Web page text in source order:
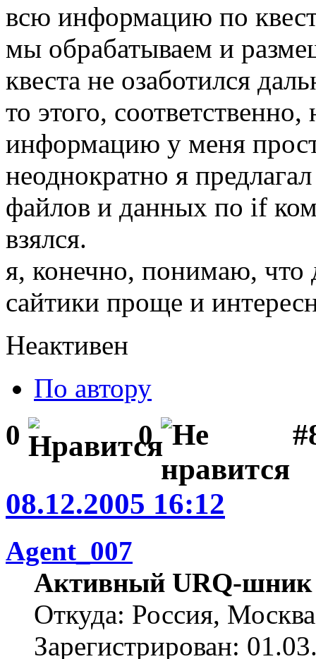
всю информацию по
мы обрабатываем и
квеста не озаботился
то этого,
информацию у меня
неоднократно я
файлов и данных по if
взялся.
я, конечно, понимаю, что
сайтики проще и
Неактивен
По автору
0 0
08.12.2005 16:12
Agent_007
Активный URQ-шник
Откуда: Россия, Москва
Зарегистрирован: